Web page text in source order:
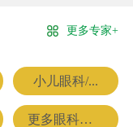
更多专家+
小儿眼科/...
更多眼科专家